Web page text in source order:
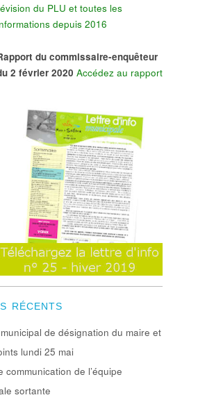
du PLU et toutes les
depuis 2016
du commissaire-enquêteur
2 février 2020 Accédez au rapport
RÉCENTS
de désignation du maire et
lundi 25 mai
communication de l’équipe
sortante